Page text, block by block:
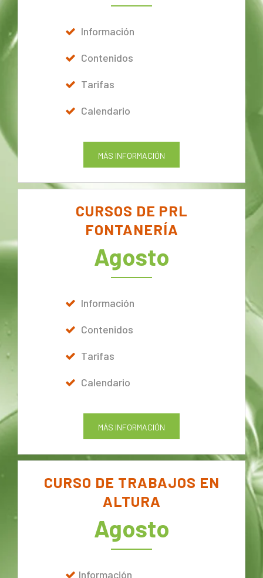
Información
Contenidos
Tarifas
Calendario
MÁS INFORMACIÓN
CURSOS DE PRL
FONTANERÍA
Agosto
Información
Contenidos
Tarifas
Calendario
MÁS INFORMACIÓN
CURSO DE TRABAJOS EN
ALTURA
Agosto
Información